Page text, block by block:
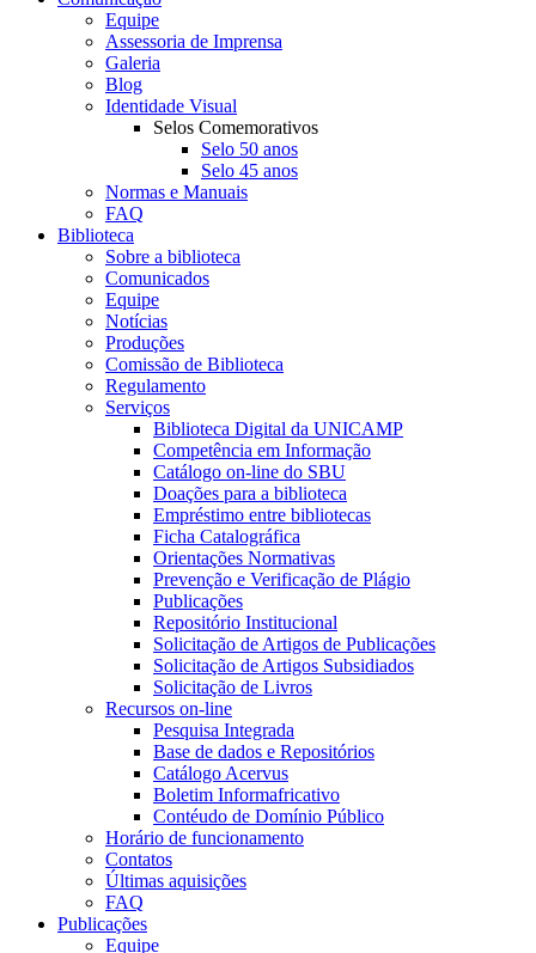
Equipe
Assessoria de Imprensa
Galeria
Blog
Identidade Visual
Selos Comemorativos
Selo 50 anos
Selo 45 anos
Normas e Manuais
FAQ
Biblioteca
Sobre a biblioteca
Comunicados
Equipe
Notícias
Produções
Comissão de Biblioteca
Regulamento
Serviços
Biblioteca Digital da UNICAMP
Competência em Informação
Catálogo on-line do SBU
Doações para a biblioteca
Empréstimo entre bibliotecas
Ficha Catalográfica
Orientações Normativas
Prevenção e Verificação de Plágio
Publicações
Repositório Institucional
Solicitação de Artigos de Publicações
Solicitação de Artigos Subsidiados
Solicitação de Livros
Recursos on-line
Pesquisa Integrada
Base de dados e Repositórios
Catálogo Acervus
Boletim Informafricativo
Contéudo de Domínio Público
Horário de funcionamento
Contatos
Últimas aquisições
FAQ
Publicações
Equipe